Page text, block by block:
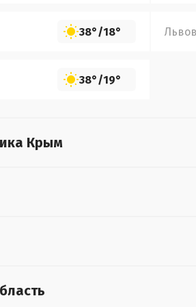
38°/18° Львов
38°/19°
Крым